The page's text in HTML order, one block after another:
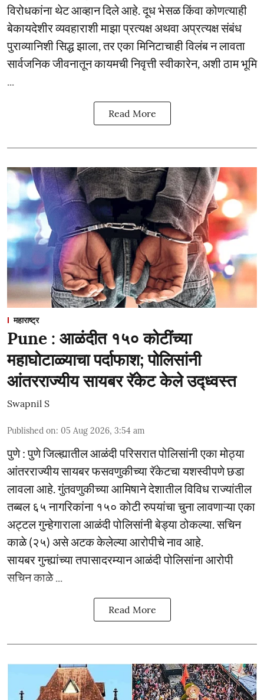
विरोधकांना थेट आव्हान दिले आहे. दूध भेसळ किंवा कोणत्याही
बेकायदेशीर व्यवहाराशी माझा प्रत्यक्ष अथवा अप्रत्यक्ष संबंध
पुराव्यानिशी सिद्ध झाला, तर एका मिनिटाचाही विलंब न लावता
सार्वजनिक जीवनातून कायमची निवृत्ती स्वीकारेन, अशी ठाम भूमि
Read More
महाराष्ट्र
Pune : आळंदीत १५० कोटींच्या
महाघोटाळ्याचा पर्दाफाश; पोलिसांनी
आंतरराज्यीय सायबर रॅकेट केले उद्ध्वस्त
Swapnil S
Published on: 05 Aug 2026, 3:54 am
पुणे : पुणे जिल्ह्यातील आळंदी परिसरात पोलिसांनी एका मोठ्या
आंतरराज्यीय सायबर फसवणुकीच्या रॅकेटचा यशस्वीपणे छडा
लावला आहे. गुंतवणुकीच्या आमिषाने देशातील विविध राज्यांतील
तब्बल ६५ नागरिकांना १५० कोटी रुपयांचा चुना लावणाऱ्या एका
अट्टल गुन्हेगाराला आळंदी पोलिसांनी बेड्या ठोकल्या. सचिन
काळे (२५) असे अटक केलेल्या आरोपीचे नाव आहे.
सायबर गुन्ह्यांच्या तपासादरम्यान आळंदी पोलिसांना आरोपी
सचिन काळे ...
Read More